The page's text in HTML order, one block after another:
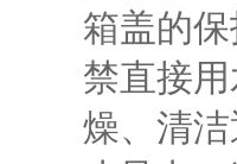
箱盖的
禁直接
燥、清